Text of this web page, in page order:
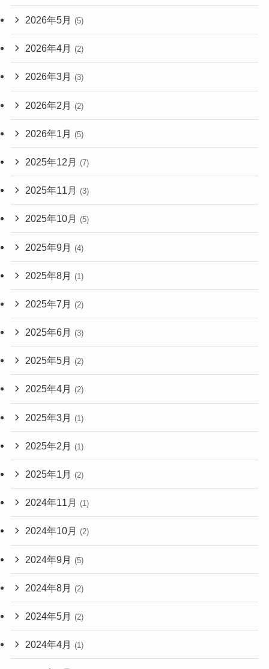
2026年5月 (5)
2026年4月 (2)
2026年3月 (3)
2026年2月 (2)
2026年1月 (5)
2025年12月 (7)
2025年11月 (3)
2025年10月 (5)
2025年9月 (4)
2025年8月 (1)
2025年7月 (2)
2025年6月 (3)
2025年5月 (2)
2025年4月 (2)
2025年3月 (1)
2025年2月 (1)
2025年1月 (2)
2024年11月 (1)
2024年10月 (2)
2024年9月 (5)
2024年8月 (2)
2024年5月 (2)
2024年4月 (1)